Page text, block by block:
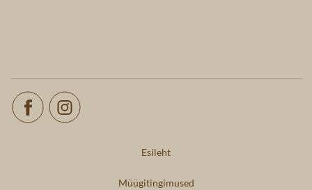
Esileht
Müügitingimused